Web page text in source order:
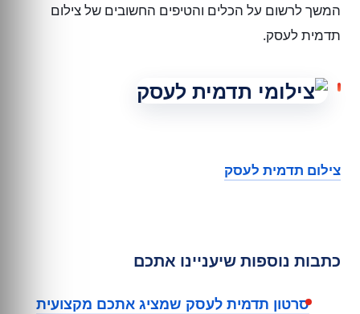
המשך לרשום על הכלים והטיפים החשובים של צילום
תדמית לעסק.
צילום תדמית לעסק
כתבות נוספות שיעניינו אתכם
סרטון תדמית לעסק שמציג אתכם מקצועית